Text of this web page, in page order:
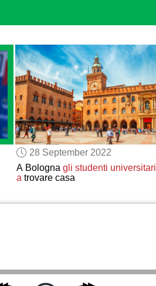
28 September 2022
A Bologna gli studenti universitari
atrovare casa